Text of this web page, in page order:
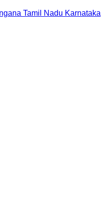
Tamil Nadu Karnataka